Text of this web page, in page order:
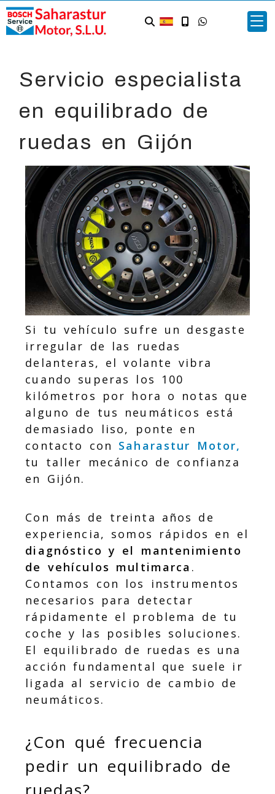
Servicio especialista
en equilibrado de
ruedas en Gijón
Si tu vehículo sufre un desgaste
irregular de las ruedas
delanteras, el volante vibra
cuando superas los 100
kilómetros por hora o notas que
alguno de tus neumáticos está
demasiado liso, ponte en
contacto con Saharastur Motor,
tu taller mecánico de confianza
en Gijón.
Con más de treinta años de
experiencia, somos rápidos en el
diagnóstico y el mantenimiento
de vehículos multimarca .
Contamos con los instrumentos
necesarios para detectar
rápidamente el problema de tu
coche y las posibles soluciones.
El equilibrado de ruedas es una
acción fundamental que suele ir
ligada al servicio de cambio de
neumáticos.
¿Con qué frecuencia
pedir un equilibrado de
ruedas?